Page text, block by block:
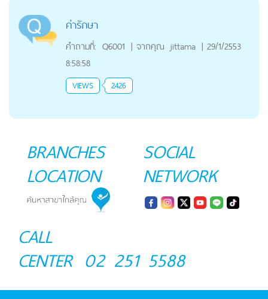
ค่ารักษา
คำถามที่: Q6001 | จากคุณ jittama | 29/1/2553
8:58:58
VIEWS 2426
BRANCHES
LOCATION
SOCIAL
NETWORK
CALL
CENTER 02 251 5588